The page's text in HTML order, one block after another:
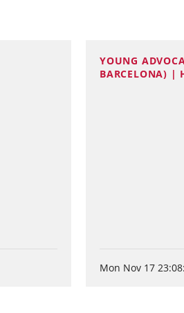
YOUNG
BARCELONA) |
Mon Nov 17